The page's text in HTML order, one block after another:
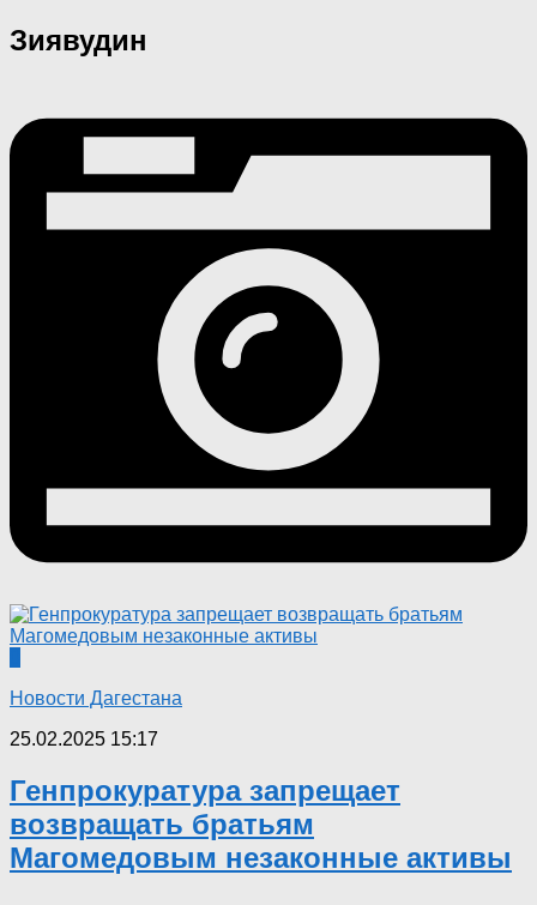
Зиявудин
Новости Дагестана
25.02.2025 15:17
Генпрокуратура запрещает
возвращать братьям
Магомедовым незаконные активы